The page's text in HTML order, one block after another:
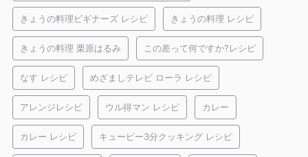
きょうの料理ビギナーズ レシピ きょうの料理 レシピ
きょうの料理 栗原はるみ この差って何ですか?レシピ
なす レシピ めざましテレビ ローラ レシピ
アレンジレシピ ウル得マン レシピ カレー
カレー レシピ キューピー3分クッキング レシピ